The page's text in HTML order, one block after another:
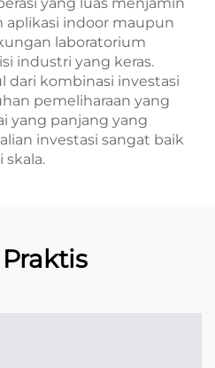
aplikasi indoor maupun
laboratorium
industri yang keras.
dari kombinasi investasi
pemeliharaan yang
yang panjang yang
investasi sangat baik
skala.